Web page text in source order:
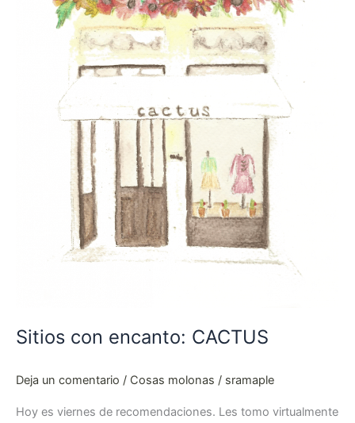
Sitios con encanto: CACTUS
Deja un comentario / Cosas molonas / sramaple
Hoy es viernes de recomendaciones. Les tomo virtualmente